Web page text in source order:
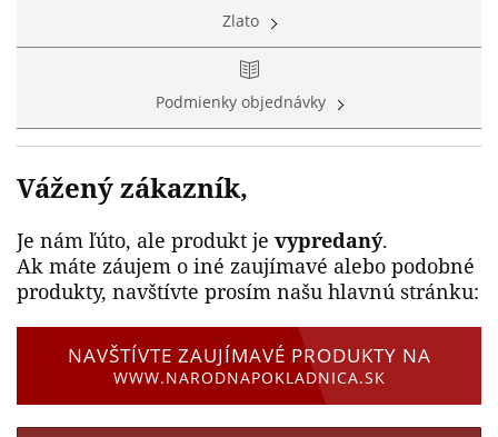
Zlato
Podmienky objednávky
Vážený zákazník,
Je nám ľúto, ale produkt je vypredaný.
Ak máte záujem o iné zaujímavé alebo podobné
produkty, navštívte prosím našu hlavnú stránku:
NAVŠTÍVTE ZAUJÍMAVÉ PRODUKTY NA
WWW.NARODNAPOKLADNICA.SK